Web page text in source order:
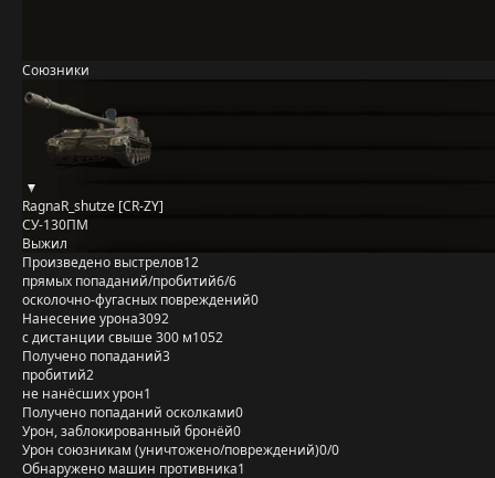
Союзники
RagnaR_shutze [CR-ZY]
СУ-130ПМ
Выжил
Произведено выстрелов12
прямых попаданий/пробитий6/6
осколочно-фугасных повреждений0
Нанесение урона3092
с дистанции свыше 300 м1052
Получено попаданий3
пробитий2
не нанёсших урон1
Получено попаданий осколками0
Урон, заблокированный бронёй0
Урон союзникам (уничтожено/повреждений)0/0
Обнаружено машин противника1